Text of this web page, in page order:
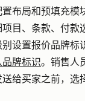
布局和预填充模
目、条款、付款
设置报价品牌标
牌标识。销售人
给买家之前，选